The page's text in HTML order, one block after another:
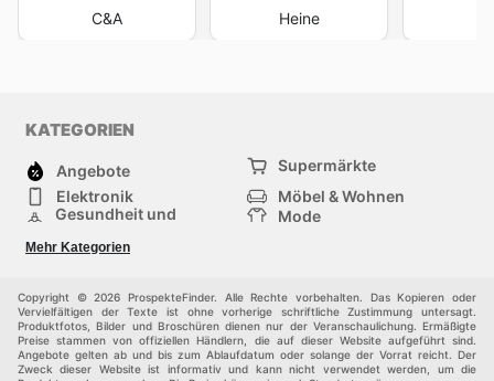
C&A Heine
KATEGORIEN
Angebote
Supermärkte
Elektronik
Möbel & Wohnen
Gesundheit und
Mode
Sportartikel und
Sportbekleidung
Einkaufzentren
Andere
Mehr Kategorien
Copyright © 2026 ProspekteFinder. Alle Rechte vorbehalten. Das Kopieren oder
Vervielfältigen der Texte ist ohne vorherige schriftliche Zustimmung untersagt.
Produktfotos, Bilder und Broschüren dienen nur der Veranschaulichung. Ermäßigte
Preise stammen von offiziellen Händlern, die auf dieser Website aufgeführt sind.
Angebote gelten ab und bis zum Ablaufdatum oder solange der Vorrat reicht. Der
Zweck dieser Website ist informativ und kann nicht verwendet werden, um die